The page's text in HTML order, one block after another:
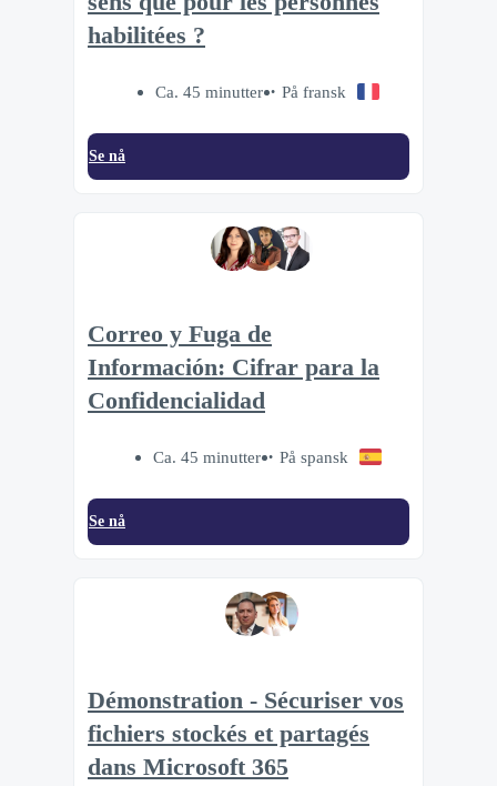
habilitées ?
Ca. 45 minutter På fransk
Se nå
Correo y Fuga de
Información: Cifrar para la
Confidencialidad
Ca. 45 minutter På spansk
Se nå
Démonstration - Sécuriser vos
fichiers stockés et partagés
dans Microsoft 365